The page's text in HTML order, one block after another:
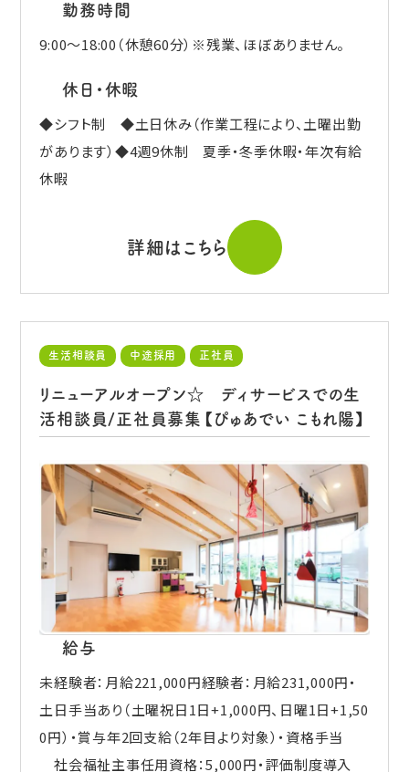
勤務時間
9:00～18:00（休憩60分）※残業、ほぼありません。
休日・休暇
◆シフト制 ◆土日休み（作業工程により、土曜出勤
があります）◆4週9休制 夏季・冬季休暇・年次有給
休暇
詳細はこちら
生活相談員 中途採用 正社員
リニューアルオープン☆ ディサービスでの生
活相談員/正社員募集【ぴゅあでい こもれ陽】
給与
未経験者：月給221,000円経験者：月給231,000円・
土日手当あり（土曜祝日1日+1,000円、日曜1日+1,50
0円）・賞与年2回支給（2年目より対象）・資格手当
社会福祉主事任用資格：5,000円・評価制度導入